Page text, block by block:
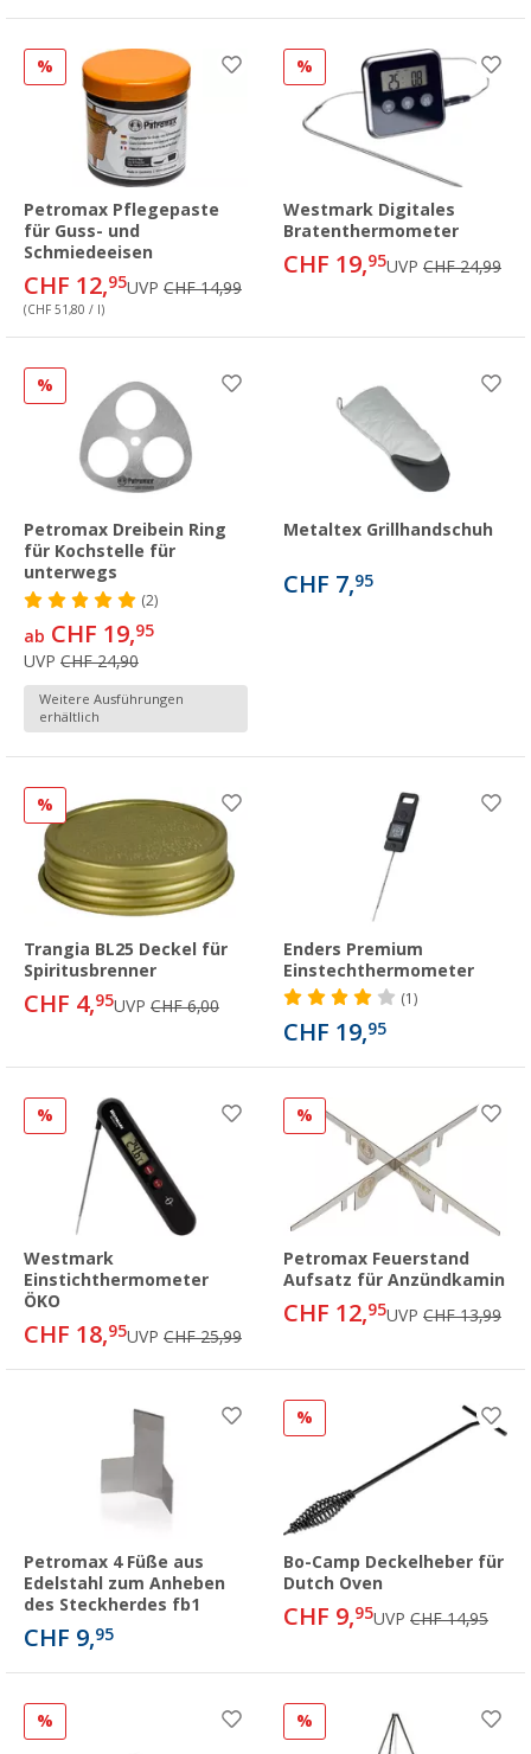
%
Petromax Pflegepaste
für Guss- und
Schmiedeeisen
CHF 12,95UVP CHF 14,99
(CHF 51,80 / l)
%
Westmark Digitales
Bratenthermometer
CHF 19,95UVP CHF 24,99
%
Petromax Dreibein Ring
für Kochstelle für
unterwegs
(2)
ab CHF 19,95
UVP CHF 24,90
Weitere Ausführungen
erhältlich
Metaltex Grillhandschuh
CHF 7,95
%
Trangia BL25 Deckel für
Spiritusbrenner
CHF 4,95UVP CHF 6,00
Enders Premium
Einstechthermometer
(1)
CHF 19,95
%
Westmark
Einstichthermometer
ÖKO
CHF 18,95UVP CHF 25,99
%
Petromax Feuerstand
Aufsatz für Anzündkamin
CHF 12,95UVP CHF 13,99
Petromax 4 Füße aus
Edelstahl zum Anheben
des Steckherdes fb1
CHF 9,95
%
Bo-Camp Deckelheber für
Dutch Oven
CHF 9,95UVP CHF 14,95
% %